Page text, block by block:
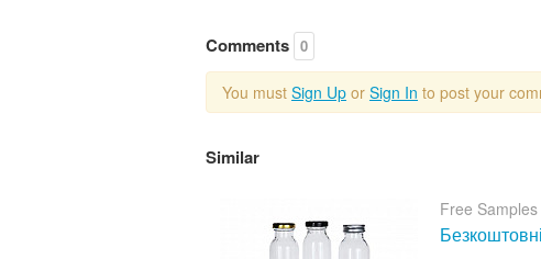
Comments 0
You must Sign Up or Sign In to post your
Similar
Free Samples